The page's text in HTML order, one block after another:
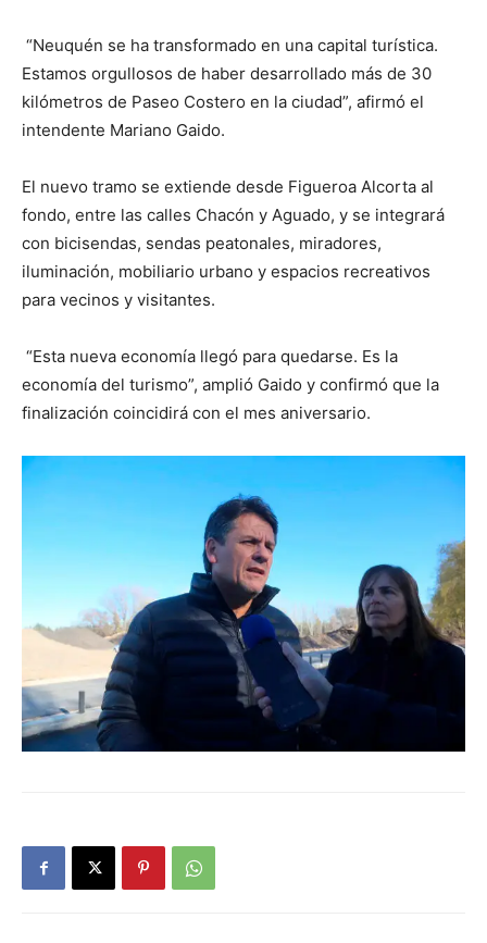
“Neuquén se ha transformado en una capital turística.
Estamos orgullosos de haber desarrollado más de 30
kilómetros de Paseo Costero en la ciudad”, afirmó el
intendente Mariano Gaido.
El nuevo tramo se extiende desde Figueroa Alcorta al
fondo, entre las calles Chacón y Aguado, y se integrará
con bicisendas, sendas peatonales, miradores,
iluminación, mobiliario urbano y espacios recreativos
para vecinos y visitantes.
“Esta nueva economía llegó para quedarse. Es la
economía del turismo”, amplió Gaido y confirmó que la
finalización coincidirá con el mes aniversario.